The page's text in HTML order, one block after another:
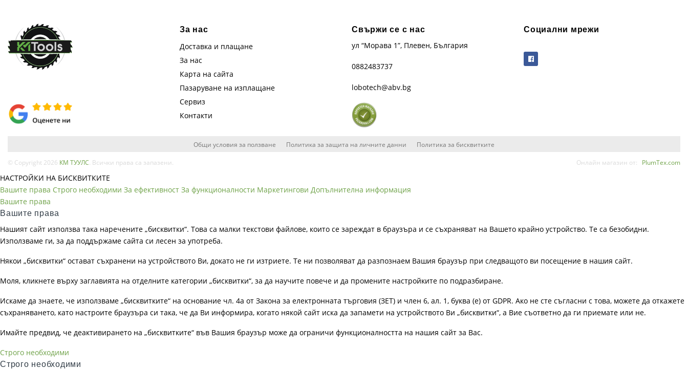
За нас
Доставка и плащане
За нас
Карта на сайта
Пазаруване на изплащане
Сервиз
Контакти
Свържи се с нас
ул “Морава 1”, Плевен, България
0882483737
lobotech@abv.bg
Социални мрежи
Общи условия за ползване Политика за защита на личните данни Политика за бисквитките
© Copyright 2026 КМ ТУУЛС . Всички права са запазени. Онлайн магазин от: PlumTex.com
НАСТРОЙКИ НА БИСКВИТКИТЕ
Вашите права Строго необходими За ефективност За функционалности Маркетингови Допълнителна информация
Вашите права
Вашите права
Нашият сайт използва така наречените „бисквитки“. Това са малки текстови файлове, които се зареждат в браузъра и се съхраняват на Вашето крайно устройство. Те са безобидни.
Използваме ги, за да поддържаме сайта си лесен за употреба.
Някои „бисквитки“ остават съхранени на устройството Ви, докато не ги изтриете. Те ни позволяват да разпознаем Вашия браузър при следващото ви посещение в нашия сайт.
Моля, кликнете върху заглавията на отделните категории „бисквитки“, за да научите повече и да промените настройките по подразбиране.
Искаме да знаете, че използваме „бисквитките“ на основание чл. 4а от Закона за електронната търговия (ЗЕТ) и член 6, ал. 1, буква (е) от GDPR. Ако не сте съгласни с това, можете да откажете
съхраняването, като настроите браузъра си така, че да Ви информира, когато някой сайт иска да запамети на устройството Ви „бисквитки“, а Вие съответно да ги приемате или не.
Имайте предвид, че деактивирането на „бисквитките“ във Вашия браузър може да ограничи функционалността на нашия сайт за Вас.
Строго необходими
Строго необходими